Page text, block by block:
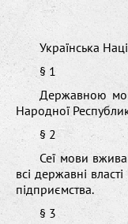
Українська
§ 1
Державною
Народної
§ 2
Сеї мови
всі державні власті
підприємства.
§ 3